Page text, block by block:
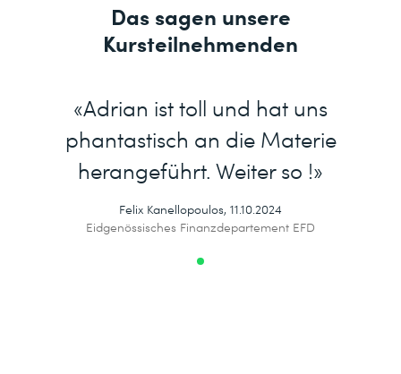
Das sagen unsere
Kursteilnehmenden
«Adrian ist toll und hat uns
phantastisch an die Materie
herangeführt. Weiter so !»
Felix Kanellopoulos, 11.10.2024
Eidgenössisches Finanzdepartement EFD